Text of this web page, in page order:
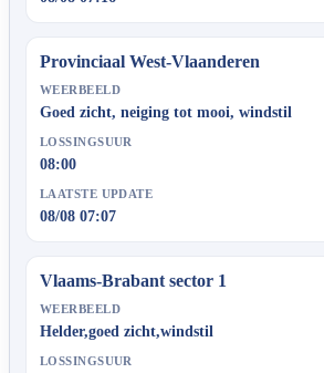
Provinciaal West-Vlaanderen
WEERBEELD
Goed zicht, neiging tot mooi, windstil
LOSSINGSUUR
08:00
LAATSTE UPDATE
08/08 07:07
Vlaams-Brabant sector 1
WEERBEELD
Helder,goed zicht,windstil
LOSSINGSUUR